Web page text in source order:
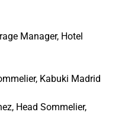
Manager, Hotel
Kabuki Madrid
Head Sommelier,